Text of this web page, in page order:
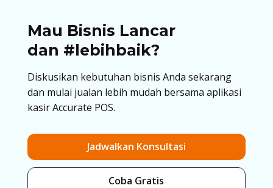
Mau Bisnis Lancar
dan #lebihbaik?
Diskusikan kebutuhan bisnis Anda sekarang
dan mulai jualan lebih mudah bersama aplikasi
kasir Accurate POS.
Jadwalkan Konsultasi
Coba Gratis